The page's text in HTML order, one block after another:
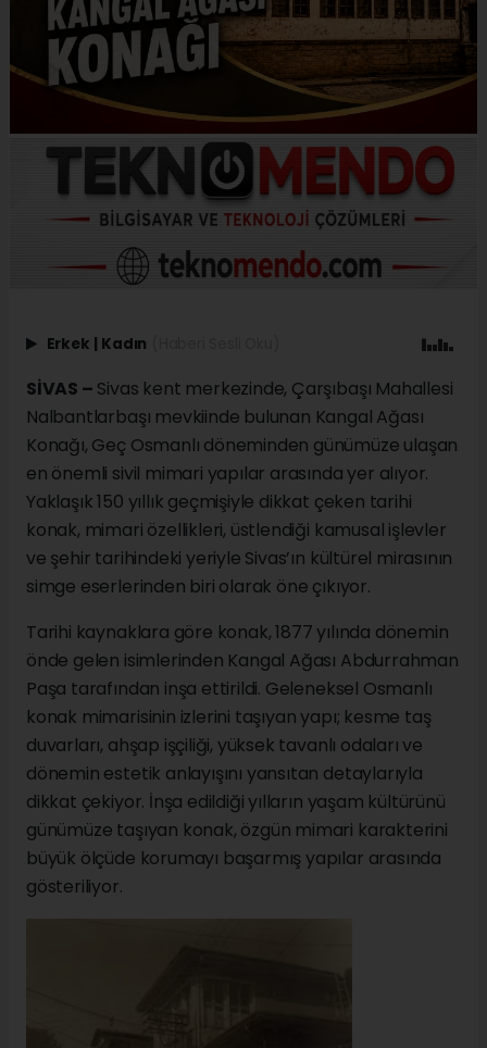
Erkek | Kadın
SİVAS – Sivas kent merkezinde, Çarşıbaşı Mahallesi
Nalbantlarbaşı mevkiinde bulunan Kangal Ağası
Konağı, Geç Osmanlı döneminden günümüze ulaşan
en önemli sivil mimari yapılar arasında yer alıyor.
Yaklaşık 150 yıllık geçmişiyle dikkat çeken tarihi
konak, mimari özellikleri, üstlendiği kamusal işlevler
ve şehir tarihindeki yeriyle Sivas’ın kültürel mirasının
simge eserlerinden biri olarak öne çıkıyor.
Tarihi kaynaklara göre konak, 1877 yılında dönemin
önde gelen isimlerinden Kangal Ağası Abdurrahman
Paşa tarafından inşa ettirildi. Geleneksel Osmanlı
konak mimarisinin izlerini taşıyan yapı; kesme taş
duvarları, ahşap işçiliği, yüksek tavanlı odaları ve
dönemin estetik anlayışını yansıtan detaylarıyla
dikkat çekiyor. İnşa edildiği yılların yaşam kültürünü
günümüze taşıyan konak, özgün mimari karakterini
büyük ölçüde korumayı başarmış yapılar arasında
gösteriliyor.